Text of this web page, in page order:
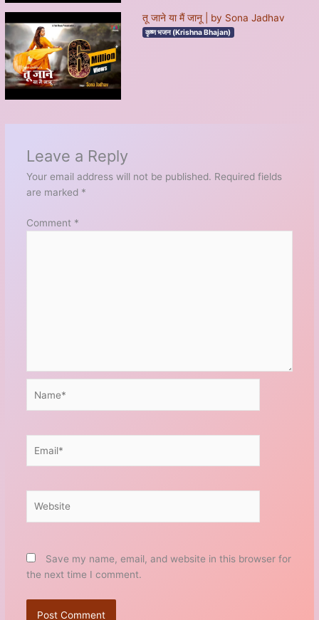
तू जाने या मैं जानू | by Sona Jadhav
कृष्ण भजन (Krishna Bhajan)
Leave a Reply
Your email address will not be published. Required fields
are marked *
Comment *
Save my name, email, and website in this browser for
the next time I comment.